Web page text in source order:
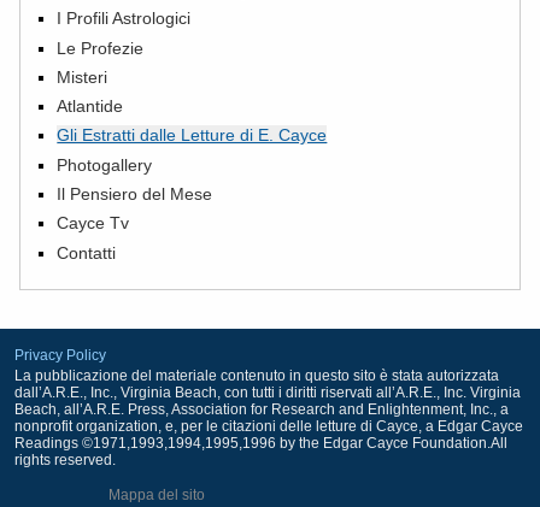
I Profili Astrologici
Le Profezie
Misteri
Atlantide
Gli Estratti dalle Letture di E. Cayce
Photogallery
Il Pensiero del Mese
Cayce Tv
Contatti
Privacy Policy
La pubblicazione del materiale contenuto in questo sito è stata autorizzata
dall’A.R.E., Inc., Virginia Beach, con tutti i diritti riservati all’A.R.E., Inc. Virginia
Beach, all’A.R.E. Press, Association for Research and Enlightenment, Inc., a
nonprofit organization, e, per le citazioni delle letture di Cayce, a Edgar Cayce
Readings ©1971,1993,1994,1995,1996 by the Edgar Cayce Foundation.All
rights reserved.
Mappa del sito